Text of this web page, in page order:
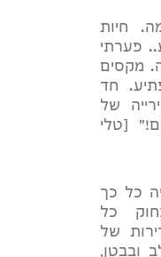
חיות
פערתי
מקסים
חד
של
[טלי
כל כך
כל
של
ובבטן,